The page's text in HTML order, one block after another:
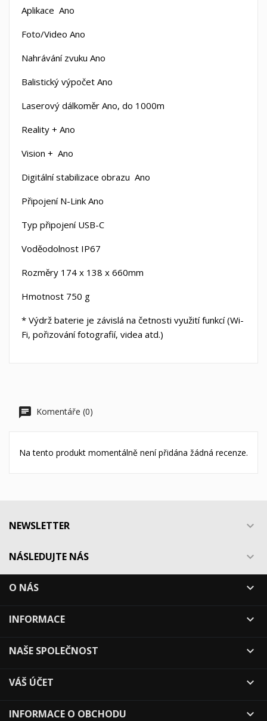
Aplikace Ano
Foto/Video Ano
Nahrávání zvuku Ano
Balistický výpočet Ano
Laserový dálkoměr Ano, do 1000m
Reality + Ano
Vision + Ano
Digitální stabilizace obrazu Ano
Připojení N-Link Ano
Typ připojení USB-C
Voděodolnost IP67
Rozměry 174 x 138 x 660mm
Hmotnost 750 g
* Výdrž baterie je závislá na četnosti využití funkcí (Wi-
Fi, pořizování fotografií, videa atd.)
Komentáře (0)
Na tento produkt momentálně není přidána žádná recenze.
NEWSLETTER 
NÁSLEDUJTE NÁS 
O NÁS 
INFORMACE 
NAŠE SPOLEČNOST 
VÁŠ ÚČET 
INFORMACE O OBCHODU 